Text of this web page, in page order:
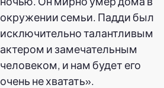
окружении семьи. Падди был
исключительно талантливым
актером и замечательным
человеком, и нам будет его
очень не хватать».